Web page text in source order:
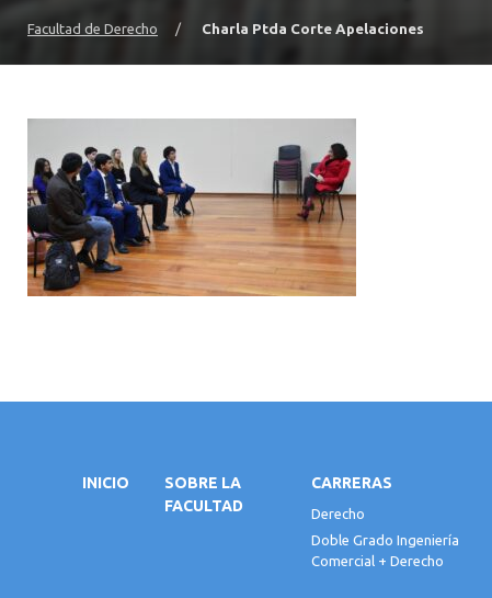
Facultad de Derecho / Charla Ptda Corte Apelaciones
INICIO
SOBRE LA
FACULTAD
CARRERAS
Derecho
Doble Grado Ingeniería
Comercial + Derecho